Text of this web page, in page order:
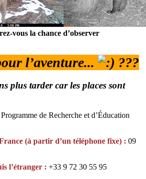
vous la chance d’observer
l’aventure... ???
plus tarder car les places sont
Programme de Recherche et d’Éducation
(à partir d’un téléphone fixe) : 09
l’étranger : +33 9 72 30 55 95